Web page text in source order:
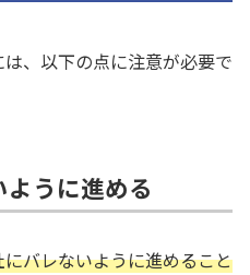
、以下の点に注意が必要で
ように進める
にバレないように進めること